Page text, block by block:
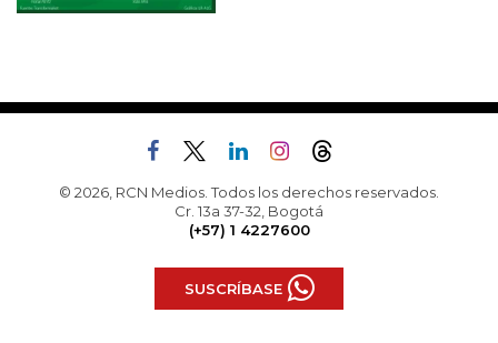
© 2026, RCN Medios. Todos los derechos reservados.
Cr. 13a 37-32, Bogotá
(+57) 1 4227600
SUSCRÍBASE